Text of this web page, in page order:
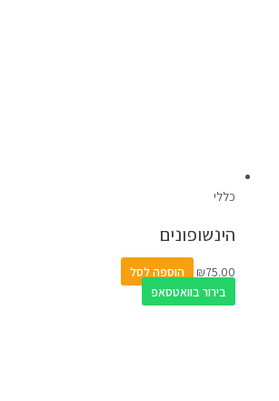
כללי
הינשופונים
₪75.00
הוספה לסל
בירור בוואטסאפ